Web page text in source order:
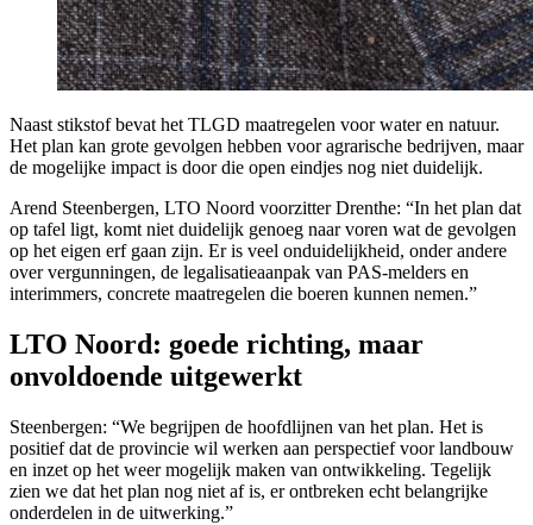
Naast stikstof bevat het TLGD maatregelen voor water en natuur.
Het plan kan grote gevolgen hebben voor agrarische bedrijven, maar
de mogelijke impact is door die open eindjes nog niet duidelijk.
Arend Steenbergen, LTO Noord voorzitter Drenthe: “In het plan dat
op tafel ligt, komt niet duidelijk genoeg naar voren wat de gevolgen
op het eigen erf gaan zijn. Er is veel onduidelijkheid, onder andere
over vergunningen, de legalisatieaanpak van PAS-melders en
interimmers, concrete maatregelen die boeren kunnen nemen.”
LTO Noord: goede richting, maar
onvoldoende uitgewerkt
Steenbergen: “We begrijpen de hoofdlijnen van het plan. Het is
positief dat de provincie wil werken aan perspectief voor landbouw
en inzet op het weer mogelijk maken van ontwikkeling. Tegelijk
zien we dat het plan nog niet af is, er ontbreken echt belangrijke
onderdelen in de uitwerking.”